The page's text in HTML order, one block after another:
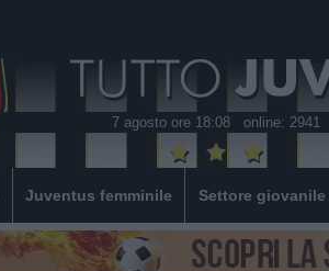
7 agosto ore 18:08 online: 2941
Juventus femminile Settore giovanile